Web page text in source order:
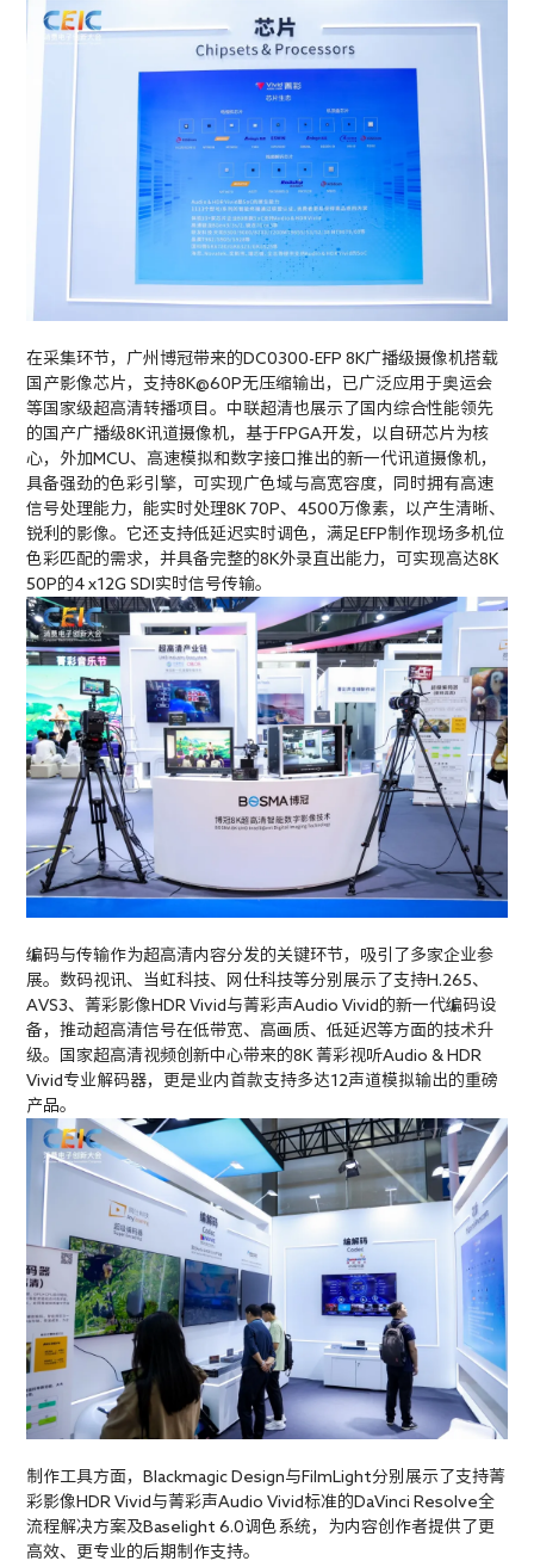
在采集环节，广州博冠带来的DC0300-EFP 8K广播级摄像机搭载
国产影像芯片，支持8K@60P无压缩输出，已广泛应用于奥运会
等国家级超高清转播项目。中联超清也展示了国内综合性能领先
的国产广播级8K讯道摄像机，基于FPGA开发，以自研芯片为核
心，外加MCU、高速模拟和数字接口推出的新一代讯道摄像机，
具备强劲的色彩引擎，可实现广色域与高宽容度，同时拥有高速
信号处理能力，能实时处理8K 70P、4500万像素，以产生清晰、
锐利的影像。它还支持低延迟实时调色，满足EFP制作现场多机位
色彩匹配的需求，并具备完整的8K外录直出能力，可实现高达8K
50P的4 x12G SDI实时信号传输。
编码与传输作为超高清内容分发的关键环节，吸引了多家企业参
展。数码视讯、当虹科技、网仕科技等分别展示了支持H.265、
AVS3、菁彩影像HDR Vivid与菁彩声Audio Vivid的新一代编码设
备，推动超高清信号在低带宽、高画质、低延迟等方面的技术升
级。国家超高清视频创新中心带来的8K 菁彩视听Audio & HDR
Vivid专业解码器，更是业内首款支持多达12声道模拟输出的重磅
产品。
制作工具方面，Blackmagic Design与FilmLight分别展示了支持菁
彩影像HDR Vivid与菁彩声Audio Vivid标准的DaVinci Resolve全
流程解决方案及Baselight 6.0调色系统，为内容创作者提供了更
高效、更专业的后期制作支持。